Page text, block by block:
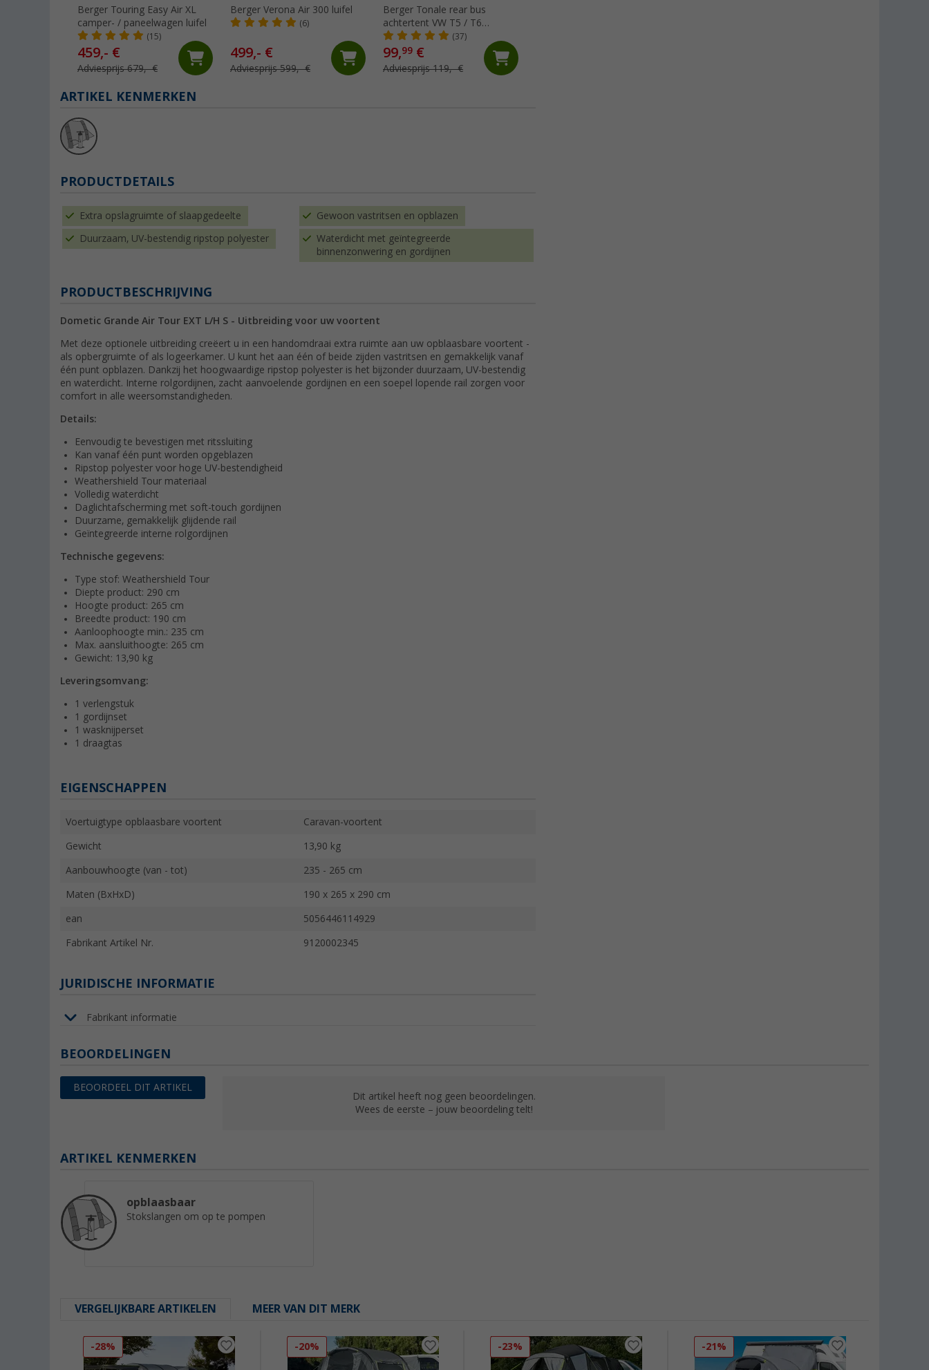
Berger Touring Easy Air XL
camper- / paneelwagen luifel
(15)
459,- €
Adviesprijs 679,- €
Berger Verona Air 300 luifel
(6)
499,- €
Adviesprijs 599,- €
Berger Tonale rear bus
achtertent VW T5 / T6
antraciet/zwart (37)
99,99 €
Adviesprijs 119,- €
ARTIKEL KENMERKEN
PRODUCTDETAILS
Extra opslagruimte of slaapgedeelte Gewoon vastritsen en opblazen
Duurzaam, UV-bestendig ripstop polyester
Waterdicht met geïntegreerde
binnenzonwering en gordijnen
PRODUCTBESCHRIJVING
Dometic Grande Air Tour EXT L/H S - Uitbreiding voor uw voortent
Met deze optionele uitbreiding creëert u in een handomdraai extra ruimte aan uw opblaasbare voortent -
als opbergruimte of als logeerkamer. U kunt het aan één of beide zijden vastritsen en gemakkelijk vanaf
één punt opblazen. Dankzij het hoogwaardige ripstop polyester is het bijzonder duurzaam, UV-bestendig
en waterdicht. Interne rolgordijnen, zacht aanvoelende gordijnen en een soepel lopende rail zorgen voor
comfort in alle weersomstandigheden.
Details:
Eenvoudig te bevestigen met ritssluiting
Kan vanaf één punt worden opgeblazen
Ripstop polyester voor hoge UV-bestendigheid
Weathershield Tour materiaal
Volledig waterdicht
Daglichtafscherming met soft-touch gordijnen
Duurzame, gemakkelijk glijdende rail
Geïntegreerde interne rolgordijnen
Technische gegevens:
Type stof: Weathershield Tour
Diepte product: 290 cm
Hoogte product: 265 cm
Breedte product: 190 cm
Aanloophoogte min.: 235 cm
Max. aansluithoogte: 265 cm
Gewicht: 13,90 kg
Leveringsomvang:
1 verlengstuk
1 gordijnset
1 wasknijperset
1 draagtas
EIGENSCHAPPEN
Voertuigtype opblaasbare voortent Caravan-voortent
Gewicht 13,90 kg
Aanbouwhoogte (van - tot) 235 - 265 cm
Maten (BxHxD) 190 x 265 x 290 cm
ean 5056446114929
Fabrikant Artikel Nr. 9120002345
JURIDISCHE INFORMATIE
Fabrikant informatie
BEOORDELINGEN
BEOORDEEL DIT ARTIKEL
Dit artikel heeft nog geen beoordelingen.
Wees de eerste – jouw beoordeling telt!
ARTIKEL KENMERKEN
opblaasbaar
Stokslangen om op te pompen
VERGELIJKBARE ARTIKELEN MEER VAN DIT MERK
-28% -20% -23% -21%